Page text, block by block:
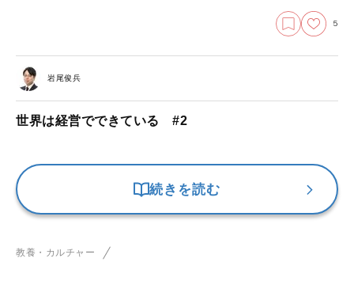
5
岩尾俊兵
世界は経営でできている #2
続きを読む
教養・カルチャー